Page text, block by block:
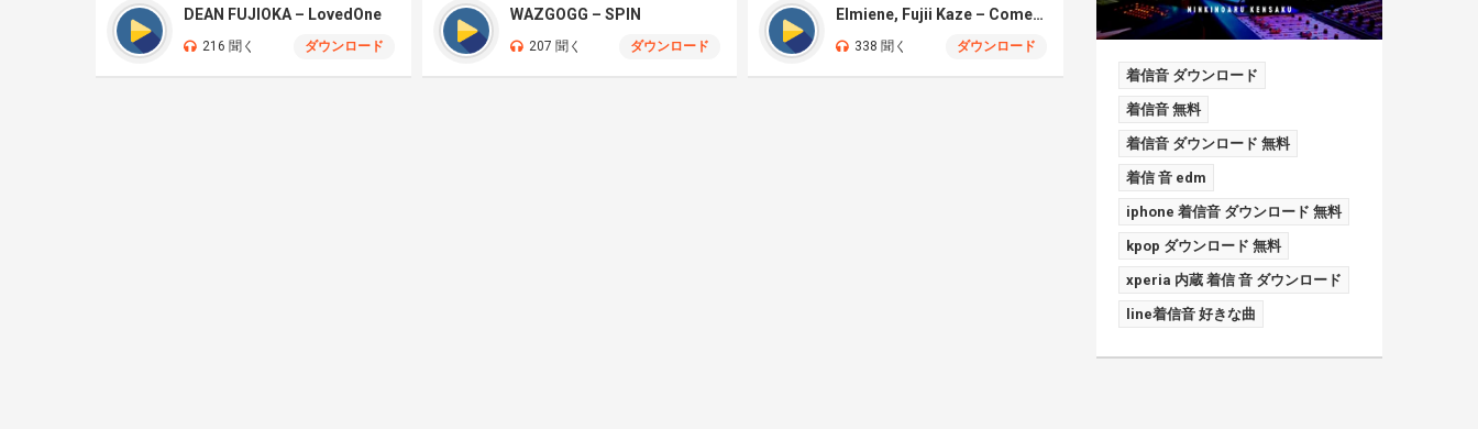
DEAN FUJIOKA – LovedOne
216 聞く ダウンロード
WAZGOGG – SPIN
207 聞く ダウンロード
Elmiene, Fujii Kaze – Comets Gold
338 聞く ダウンロード
着信音 ダウンロード
着信音 無料
着信音 ダウンロード 無料
着信 音 edm
iphone 着信音 ダウンロード 無料
kpop ダウンロード 無料
xperia 内蔵 着信 音 ダウンロード
line着信音 好きな曲